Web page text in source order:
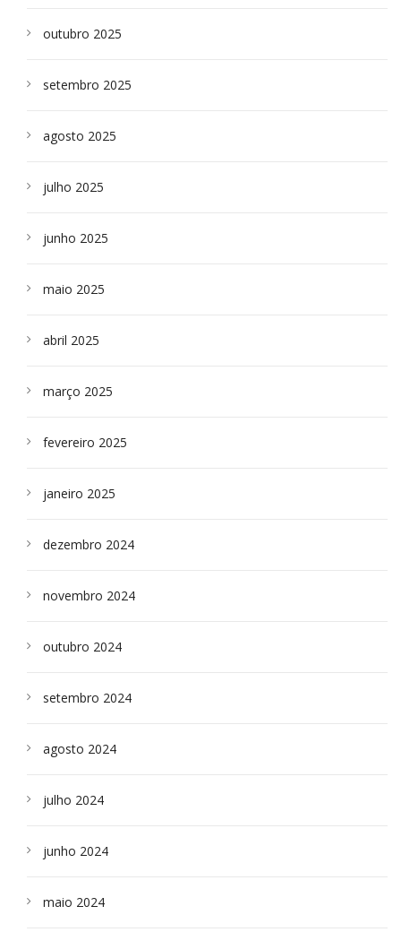
outubro 2025
setembro 2025
agosto 2025
julho 2025
junho 2025
maio 2025
abril 2025
março 2025
fevereiro 2025
janeiro 2025
dezembro 2024
novembro 2024
outubro 2024
setembro 2024
agosto 2024
julho 2024
junho 2024
maio 2024